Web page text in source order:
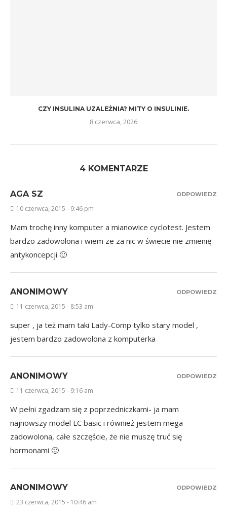
CZY INSULINA UZALEŻNIA? MITY O INSULINIE.
8 czerwca, 2026
4 KOMENTARZE
AGA SZ
10 czerwca, 2015 - 9:46 pm
Mam trochę inny komputer a mianowice cyclotest. Jestem
bardzo zadowolona i wiem ze za nic w świecie nie zmienię
antykoncepcji 🙂
ODPOWIEDZ
ANONIMOWY
11 czerwca, 2015 - 8:53 am
super , ja też mam taki Lady-Comp tylko stary model ,
jestem bardzo zadowolona z komputerka
ODPOWIEDZ
ANONIMOWY
11 czerwca, 2015 - 9:16 am
W pełni zgadzam się z poprzedniczkami- ja mam
najnowszy model LC basic i również jestem mega
zadowolona, całe szczęście, że nie muszę truć się
hormonami 🙂
ODPOWIEDZ
ANONIMOWY
23 czerwca, 2015 - 10:46 am
ODPOWIEDZ